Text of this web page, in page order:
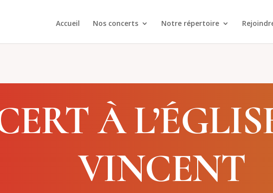
Accueil Nos concerts Notre répertoire
À
VINCENT